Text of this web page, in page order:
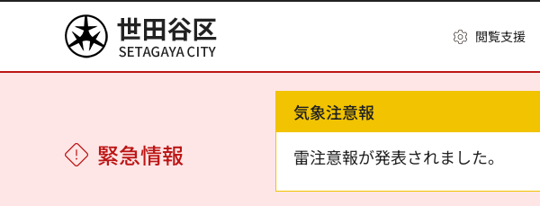
世田谷区 閲覧支援
緊急情報
気象注意報
雷注意報が発表されました。